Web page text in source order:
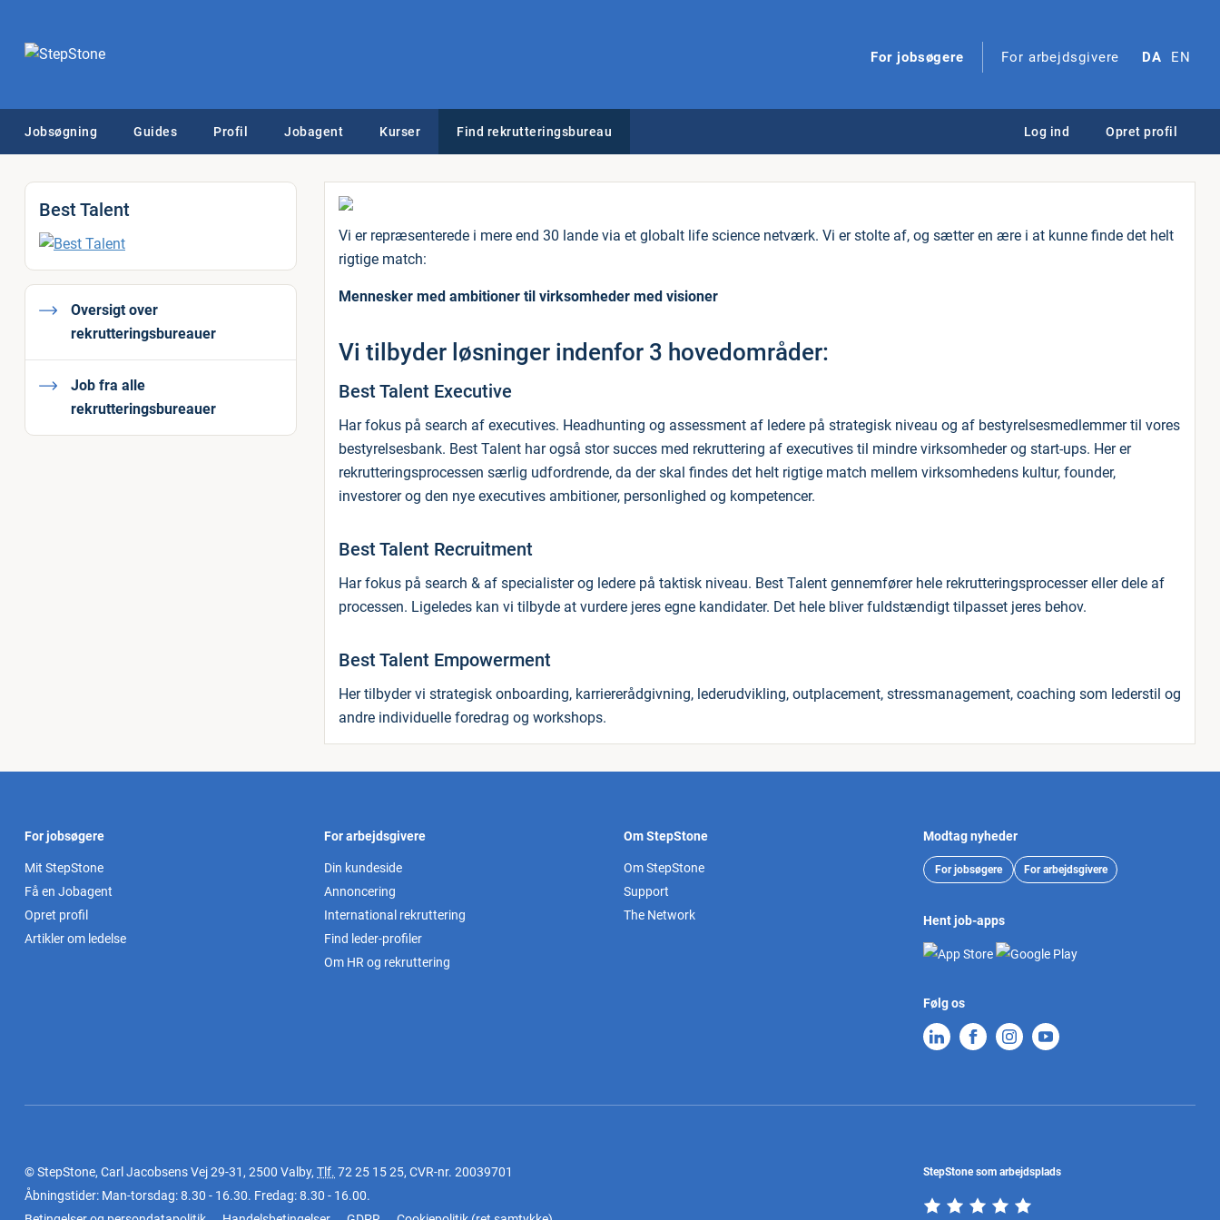
For jobsøgere For arbejdsgivere DA EN
Jobsøgning Guides Profil Jobagent Kurser Find rekrutteringsbureau Log ind Opret profil
Best Talent
Oversigt over
rekrutteringsbureauer
Job fra alle
rekrutteringsbureauer
Vi er repræsenterede i mere end 30 lande via et globalt life science netværk. Vi er stolte af, og sætter en ære i at kunne finde det helt
rigtige match:
Mennesker med ambitioner til virksomheder med visioner
Vi tilbyder løsninger indenfor 3 hovedområder:
Best Talent Executive
Har fokus på search af executives. Headhunting og assessment af ledere på strategisk niveau og af bestyrelsesmedlemmer til vores
bestyrelsesbank. Best Talent har også stor succes med rekruttering af executives til mindre virksomheder og start-ups. Her er
rekrutteringsprocessen særlig udfordrende, da der skal findes det helt rigtige match mellem virksomhedens kultur, founder,
investorer og den nye executives ambitioner, personlighed og kompetencer.
Best Talent Recruitment
Har fokus på search & af specialister og ledere på taktisk niveau. Best Talent gennemfører hele rekrutteringsprocesser eller dele af
processen. Ligeledes kan vi tilbyde at vurdere jeres egne kandidater. Det hele bliver fuldstændigt tilpasset jeres behov.
Best Talent Empowerment
Her tilbyder vi strategisk onboarding, karriererådgivning, lederudvikling, outplacement, stressmanagement, coaching som lederstil og
andre individuelle foredrag og workshops.
For jobsøgere
Mit StepStone
Få en Jobagent
Opret profil
Artikler om ledelse
For arbejdsgivere
Din kundeside
Annoncering
International rekruttering
Find leder-profiler
Om HR og rekruttering
Om StepStone
Om StepStone
Support
The Network
Modtag nyheder
For jobsøgere For arbejdsgivere
Hent job-apps
Følg os
© StepStone, Carl Jacobsens Vej 29-31, 2500 Valby, Tlf. 72 25 15 25, CVR-nr. 20039701
Åbningstider: Man-torsdag: 8.30 - 16.30. Fredag: 8.30 - 16.00.
StepStone som arbejdsplads